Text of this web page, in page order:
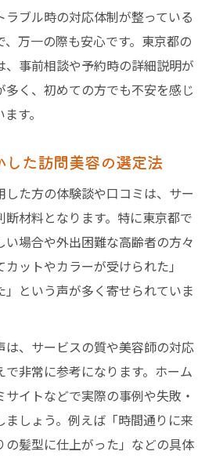
ラブル時の対応体制が整っている
万一の際も安心です。東京都の
、事前相談や予約時の詳細説明が
多く、初めての方でも不安を感じ
す。
た訪問美容の選定法
した方の体験談や口コミは、サー
断材料となります。特に東京都で
い場合や外出困難な高齢者の方々
ットやカラーが受けられた」
」という声が多く寄せられていま
は、サービスの質や美容師の対応
非常に参考になります。ホーム
イトなどで実際の事例や失敗・
ましょう。例えば「時間通りに来
の髪型に仕上がった」などの具体